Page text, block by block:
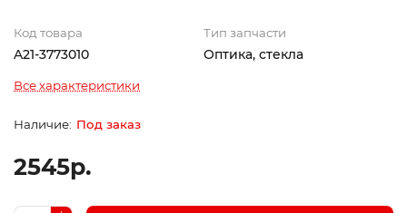
Код товара
A21-3773010
Тип запчасти
Оптика, стекла
Все характеристики
Под заказ
2545р.